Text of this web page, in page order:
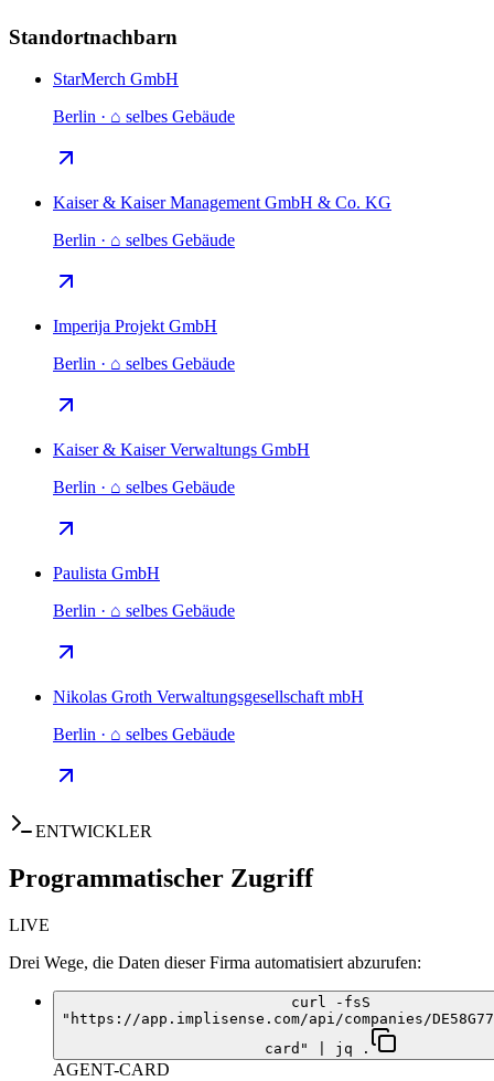
Standortnachbarn
StarMerch GmbH
Berlin · ⌂ selbes Gebäude
Kaiser & Kaiser Management GmbH & Co. KG
Berlin · ⌂ selbes Gebäude
Imperija Projekt GmbH
Berlin · ⌂ selbes Gebäude
Kaiser & Kaiser Verwaltungs GmbH
Berlin · ⌂ selbes Gebäude
Paulista GmbH
Berlin · ⌂ selbes Gebäude
Nikolas Groth Verwaltungsgesellschaft mbH
Berlin · ⌂ selbes Gebäude
ENTWICKLER
Programmatischer Zugriff
LIVE
Drei Wege, die Daten dieser Firma automatisiert abzurufen:
curl -fsS
"https://app.implisense.com/api/companies/
card" | jq .
AGENT-CARD